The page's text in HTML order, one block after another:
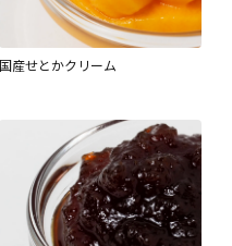
国産せとかクリーム